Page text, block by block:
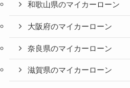
和歌山県のマイカーローン
大阪府のマイカーローン
奈良県のマイカーローン
滋賀県のマイカーローン